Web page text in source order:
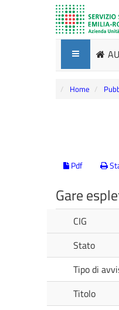
Home
Pdf
Gare
CIG
Stato
Tipo di
Titolo